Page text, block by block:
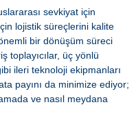
sevkiyat için
lojistik süreçlerini kalite
bir dönüşüm süreci
toplayıcılar, üç yönlü
ileri teknoloji ekipmanları
payını da minimize ediyor;
ve nasıl meydana